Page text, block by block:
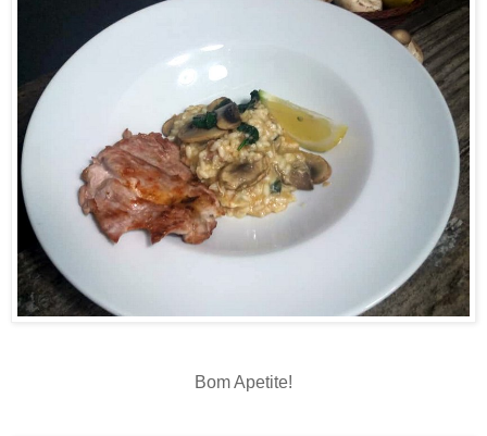
Bom Apetite!